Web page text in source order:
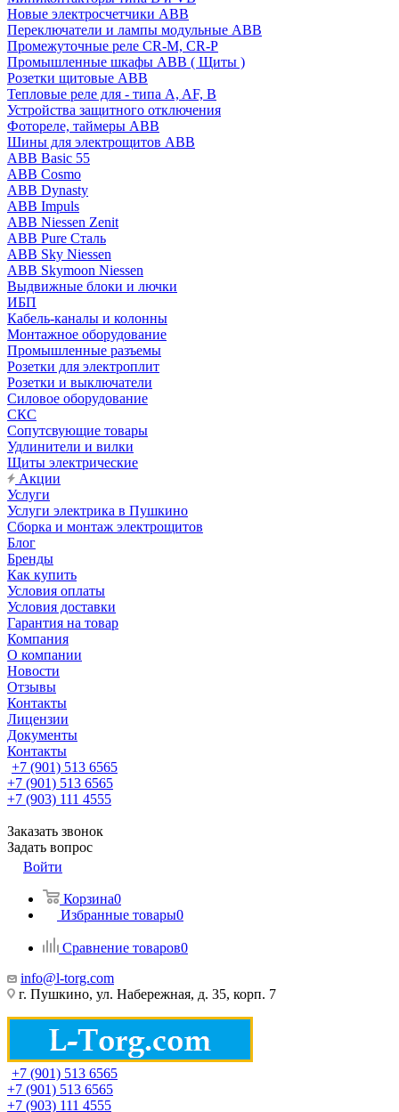
Новые электросчетчики ABB
Переключатели и лампы модульные ABB
Промежуточные реле CR-M, CR-P
Промышленные шкафы ABB ( Щиты )
Розетки щитовые ABB
Тепловые реле для - типа A, AF, B
Устройства защитного отключения
Фотореле, таймеры ABB
Шины для электрощитов АВВ
ABB Basic 55
ABB Cosmo
ABB Dynasty
ABB Impuls
ABB Niessen Zenit
ABB Pure Сталь
ABB Sky Niessen
ABB Skymoon Niessen
Выдвижные блоки и лючки
ИБП
Кабель-каналы и колонны
Монтажное оборудование
Промышленные разъемы
Розетки для электроплит
Розетки и выключатели
Силовое оборудование
СКС
Сопутсвующие товары
Удлинители и вилки
Щиты электрические
Акции
Услуги
Услуги электрика в Пушкино
Сборка и монтаж электрощитов
Блог
Бренды
Как купить
Условия оплаты
Условия доставки
Гарантия на товар
Компания
О компании
Новости
Отзывы
Контакты
Лицензии
Документы
Контакты
+7 (901) 513 6565
+7 (901) 513 6565
+7 (903) 111 4555
Заказать звонок
Задать вопрос
Войти
Корзина0
Избранные товары0
Сравнение товаров0
info@l-torg.com
г. Пушкино, ул. Набережная, д. 35, корп. 7
+7 (901) 513 6565
+7 (901) 513 6565
+7 (903) 111 4555